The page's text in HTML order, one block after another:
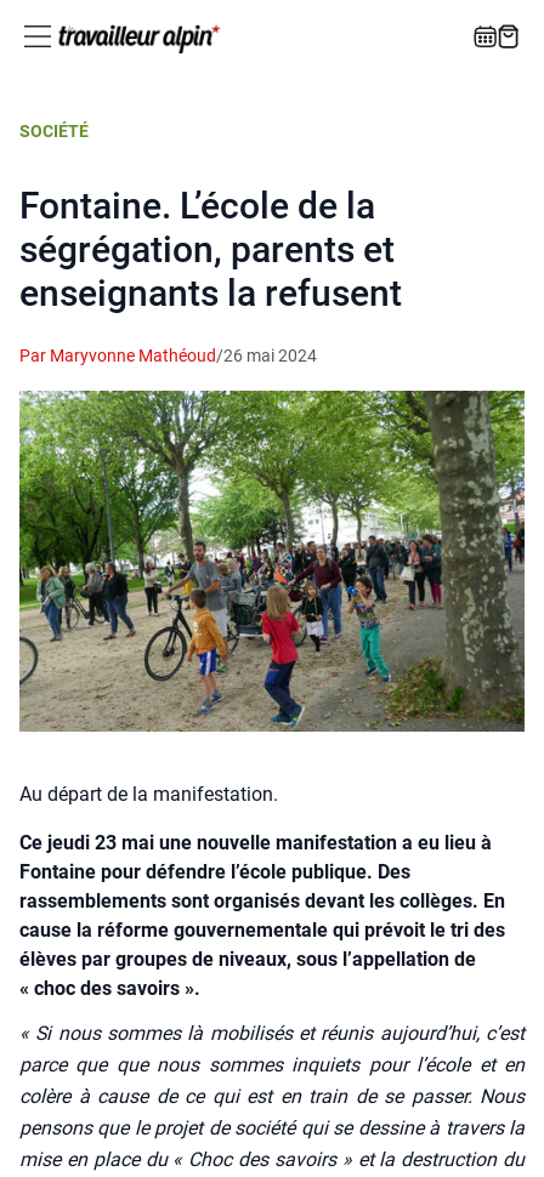
SOCIÉTÉ
Fontaine. L’école de la
ségrégation, parents et
enseignants la refusent
Par Maryvonne Mathéoud/26 mai 2024
Au départ de la manifestation.
Ce jeudi 23 mai une nouvelle manifestation a eu lieu à
Fontaine pour défendre l’école publique. Des
rassemblements sont organisés devant les collèges. En
cause la réforme gouvernementale qui prévoit le tri des
élèves par groupes de niveaux, sous l’appellation de
« choc des savoirs ».
« Si nous sommes là mobi­li­sés et réunis aujourd’­hui, c’est
parce que que nous sommes inquiets pour l’é­cole et en
colère à cause de ce qui est en train de se pas­ser. Nous
pen­sons que le pro­jet de socié­té qui se des­sine à tra­vers la
mise en place du « Choc des savoirs » et la des­truc­tion du